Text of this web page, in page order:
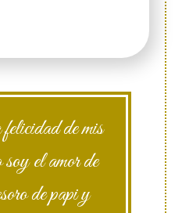
de mis
soy el amor de
de papi y